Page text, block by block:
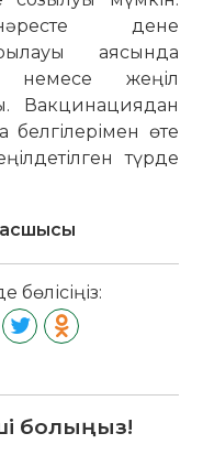
дене
аясында
немесе жеңіл
Вакцинациядан
белгілерімен өте
түрде
бөлісіңіз:
болыңыз!